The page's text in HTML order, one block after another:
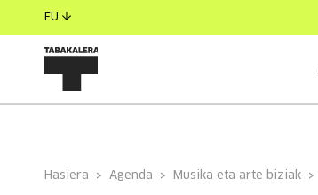
EU
Hasiera Agenda Musika eta arte biziak